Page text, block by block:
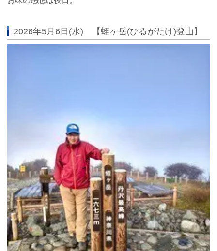
2026年5月6日(水) 【蛭ヶ岳(ひるがたけ)登山】